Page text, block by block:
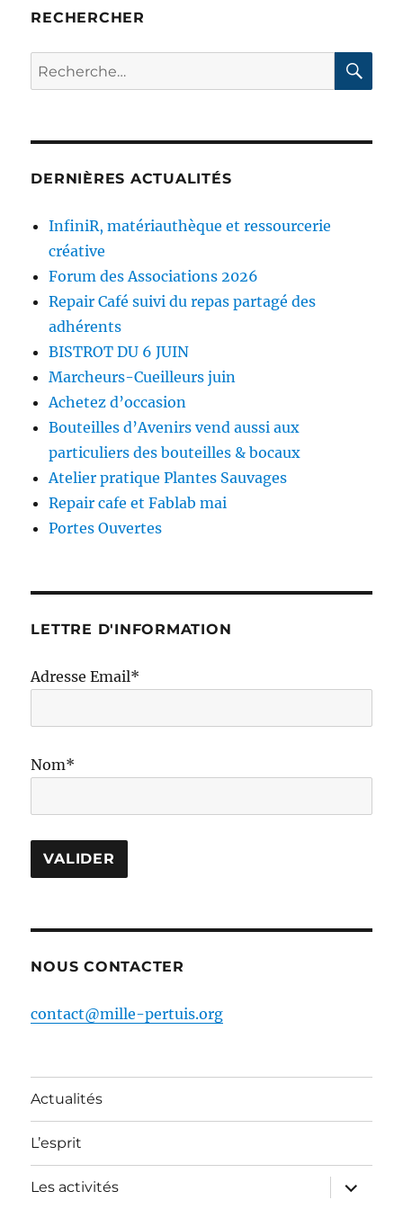
RECHERCHER
Recherche
pour :
DERNIÈRES ACTUALITÉS
InfiniR, matériauthèque et ressourcerie
créative
Forum des Associations 2026
Repair Café suivi du repas partagé des
adhérents
BISTROT DU 6 JUIN
Marcheurs-Cueilleurs juin
Achetez d’occasion
Bouteilles d’Avenirs vend aussi aux
particuliers des bouteilles & bocaux
Atelier pratique Plantes Sauvages
Repair cafe et Fablab mai
Portes Ouvertes
LETTRE D'INFORMATION
Adresse Email*
Nom*
NOUS CONTACTER
contact@mille-pertuis.org
Actualités
L’esprit
Les activités
ouvrir
le